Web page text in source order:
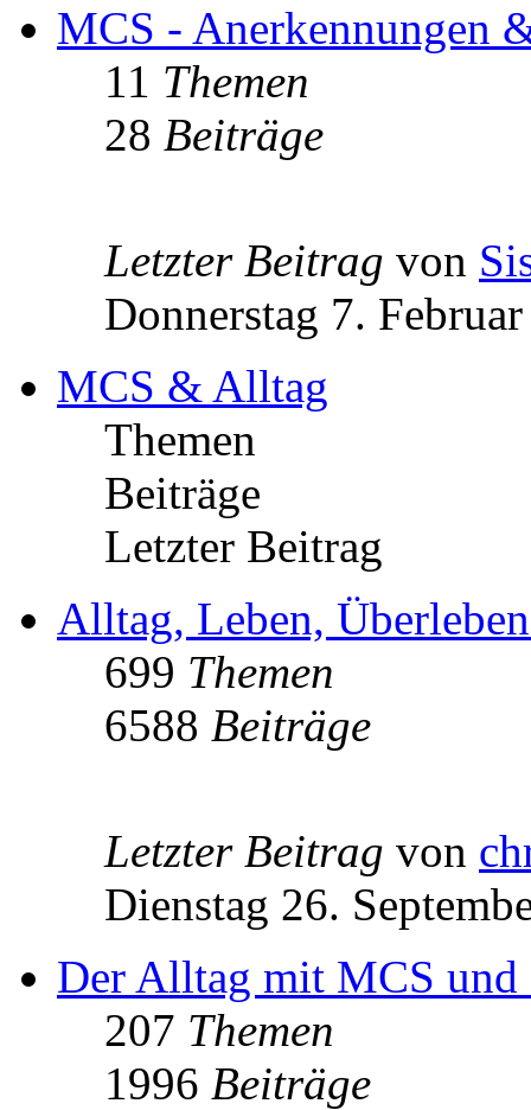
MCS - Anerkennungen
11 Themen
28 Beiträge
Letzter Beitrag von
Donnerstag 7.
MCS & Alltag
Themen
Beiträge
Letzter Beitrag
Alltag, Leben,
699 Themen
6588 Beiträge
Letzter Beitrag von
Dienstag 26.
Der Alltag mit MCS und
207 Themen
1996 Beiträge